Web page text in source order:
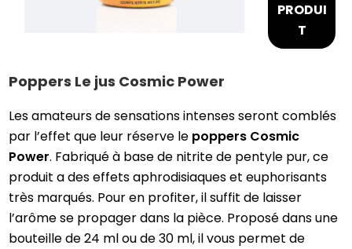
PRODUI
T
Poppers Le jus Cosmic Power
Les amateurs de sensations intenses seront comblés
par l’effet que leur réserve le poppers Cosmic
Power. Fabriqué à base de nitrite de pentyle pur, ce
produit a des effets aphrodisiaques et euphorisants
très marqués. Pour en profiter, il suffit de laisser
l’arôme se propager dans la pièce. Proposé dans une
bouteille de 24 ml ou de 30 ml, il vous permet de